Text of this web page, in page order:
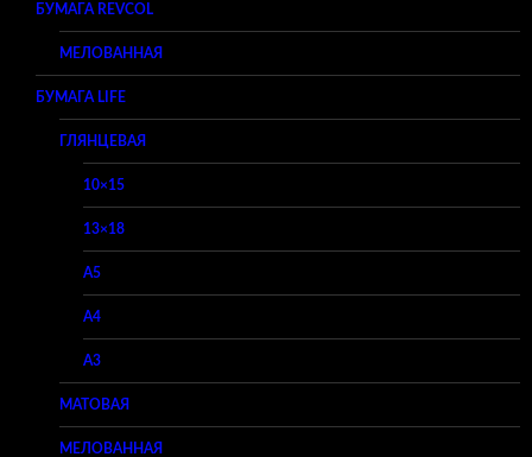
БУМАГА REVCOL
МЕЛОВАННАЯ
БУМАГА LIFE
ГЛЯНЦЕВАЯ
10×15
13×18
A5
A4
A3
МАТОВАЯ
МЕЛОВАННАЯ